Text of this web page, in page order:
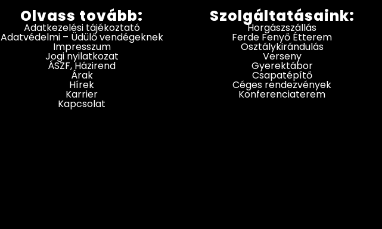
Olvass tovább:
Adatkezelési tájékoztató
Adatvédelmi – Üdülő vendégeknek
Impresszum
Jogi nyilatkozat
ÁSZF, Házirend
Árak
Hírek
Karrier
Kapcsolat
Szolgáltatásaink:
Horgászszállás
Ferde Fenyő Étterem
Osztálykirándulás
Verseny
Gyerektábor
Csapatépítő
Céges rendezvények
Konferenciaterem